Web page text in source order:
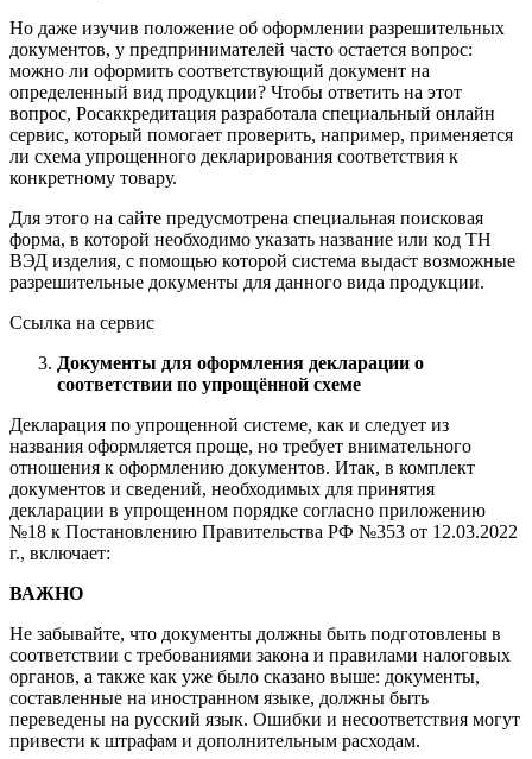
Но даже изучив положение об оформлении разрешительных
документов, у предпринимателей часто остается вопрос:
можно ли оформить соответствующий документ на
определенный вид продукции? Чтобы ответить на этот
вопрос, Росаккредитация разработала специальный онлайн
сервис, который помогает проверить, например, применяется
ли схема упрощенного декларирования соответствия к
конкретному товару.
Для этого на сайте предусмотрена специальная поисковая
форма, в которой необходимо указать название или код ТН
ВЭД изделия, с помощью которой система выдаст возможные
разрешительные документы для данного вида продукции.
Ссылка на сервис
Документы для оформления декларации о
соответствии по упрощённой схеме
Декларация по упрощенной системе, как и следует из
названия оформляется проще, но требует внимательного
отношения к оформлению документов. Итак, в комплект
документов и сведений, необходимых для принятия
декларации в упрощенном порядке согласно приложению
№18 к Постановлению Правительства РФ №353 от 12.03.2022
г., включает:
ВАЖНО
Не забывайте, что документы должны быть подготовлены в
соответствии с требованиями закона и правилами налоговых
органов, а также как уже было сказано выше: документы,
составленные на иностранном языке, должны быть
переведены на русский язык. Ошибки и несоответствия могут
привести к штрафам и дополнительным расходам.